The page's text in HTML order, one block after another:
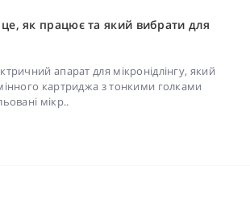
як працює та який вибрати для
апарат для мікронідлінгу, який
картриджа з тонкими голками
мікр..